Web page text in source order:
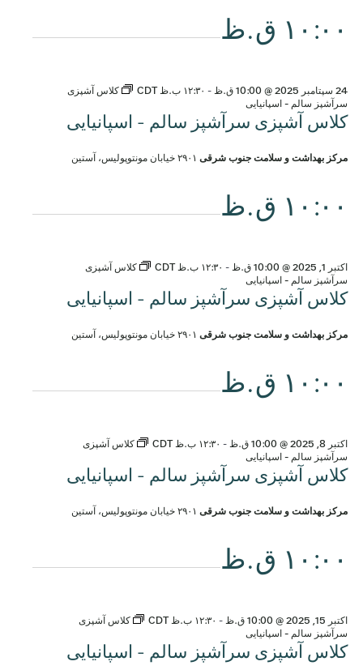
۱۰:۰۰ ق.ظ
کلاس آشپزی سرآشپز سالم - اسپانیایی
24 سپتامبر 2025 @ 10:00 ق.ظ - ۱۲:۳۰ ب.ظ CDT
کلاس آشپزی
سرآشپز سالم - اسپانیایی
مرکز بهداشت و سلامت جنوب شرقی ۲۹۰۱ خیابان مونتوپولیس، آستین
۱۰:۰۰ ق.ظ
کلاس آشپزی سرآشپز سالم - اسپانیایی
اکتبر 1, 2025 @ 10:00 ق.ظ - ۱۲:۳۰ ب.ظ CDT
کلاس آشپزی
سرآشپز سالم - اسپانیایی
مرکز بهداشت و سلامت جنوب شرقی ۲۹۰۱ خیابان مونتوپولیس، آستین
۱۰:۰۰ ق.ظ
کلاس آشپزی سرآشپز سالم - اسپانیایی
اکتبر 8, 2025 @ 10:00 ق.ظ - ۱۲:۳۰ ب.ظ CDT
کلاس آشپزی
سرآشپز سالم - اسپانیایی
مرکز بهداشت و سلامت جنوب شرقی ۲۹۰۱ خیابان مونتوپولیس، آستین
۱۰:۰۰ ق.ظ
کلاس آشپزی سرآشپز سالم - اسپانیایی
اکتبر 15, 2025 @ 10:00 ق.ظ - ۱۲:۳۰ ب.ظ CDT
کلاس آشپزی
سرآشپز سالم - اسپانیایی